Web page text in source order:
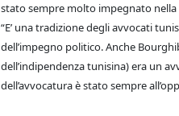
stato sempre molto impegnato
“E’ una tradizione degli avvocati
dell’impegno politico. Anche
dell’indipendenza tunisina) era un
dell’avvocatura è stato sempre